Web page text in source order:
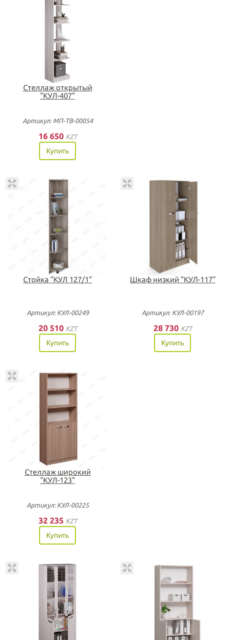
Стеллаж открытый
"КУЛ-407"
Артикул: МП-ТВ-00054
16 650 KZT
Купить
Cтойка "КУЛ 127/1"
Артикул: КУЛ-00249
20 510 KZT
Купить
Шкаф низкий "КУЛ-117"
Артикул: КУЛ-00197
28 730 KZT
Купить
Стеллаж широкий
"КУЛ-123"
Артикул: КУЛ-00225
32 235 KZT
Купить